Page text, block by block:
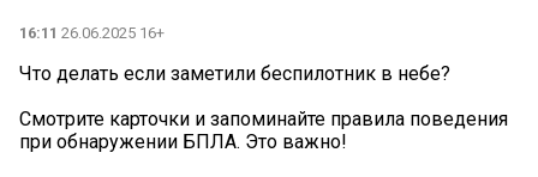
16:11 26.06.2025 16+
️Что делать если заметили беспилотник в небе?
Смотрите карточки и запоминайте правила поведения
при обнаружении БПЛА. Это важно!